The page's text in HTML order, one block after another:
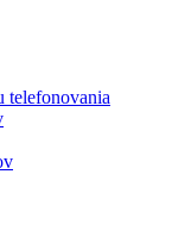
telefonovania